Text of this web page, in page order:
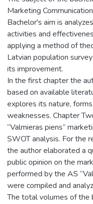
Marketing
Bachelor's aim is
activities and
applying a method of
Latvian population
its improvement.
In the first chapter the
based on available
explores its nature,
weaknesses. Chapter
“Valmieras piens”
SWOT analysis. For the
the author elaborated a
public opinion on the
performed by the AS
were compiled and
The total volumes of the